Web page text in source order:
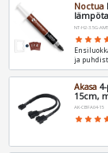
Noctua
NT-H2-3.5G-
star star star
ja
Akasa
15cm,
AK-CBFA04-15
star star star